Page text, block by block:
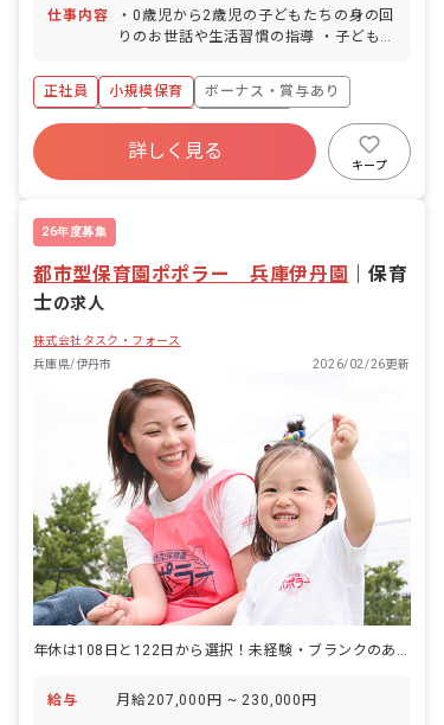
仕事内容
・0歳児から2歳児の子どもたちの身の回
りのお世話や生活習慣の指導 ・子どもた
保護者とのコミュニケーション、および
事務業務 ・保育環境の整備 ・人間関係
の構築支援 ・行事やイベントの企画・準
備 ■園児年齢層：0～2歳児 ■園庭有無：
正社員 小規模保育
ボーナス・賞与あり
社会保険完備
有給
残業少なめ
昇給昇進あり
産休育休制度
乳児保育のみ
詳しく見る
キープ
26年度募集
都市型保育園ポポラー 兵庫伊丹園
保育
士の求人
株式会社タスク・フォース
兵庫県/伊丹市
2026/02/26更新
年休は108日と122日から選択！未経験・ブランクのある方歓迎します
給与 月給207,000円 ~ 230,000円